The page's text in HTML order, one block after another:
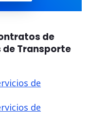
de
de Transporte
de
de